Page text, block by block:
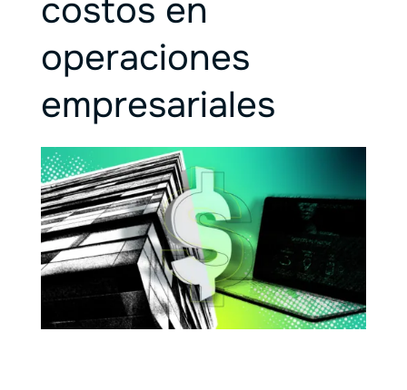
costos en
operaciones
empresariales